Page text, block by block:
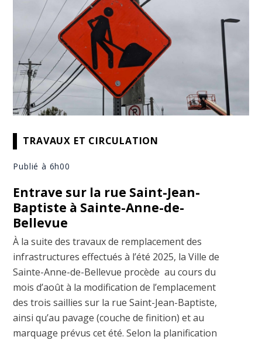
TRAVAUX ET CIRCULATION
Publié à 6h00
Entrave sur la rue Saint-Jean-
Baptiste à Sainte-Anne-de-
Bellevue
À la suite des travaux de remplacement des
infrastructures effectués à l’été 2025, la Ville de
Sainte-Anne-de-Bellevue procède au cours du
mois d’août à la modification de l’emplacement
des trois saillies sur la rue Saint-Jean-Baptiste,
ainsi qu’au pavage (couche de finition) et au
marquage prévus cet été. Selon la planification